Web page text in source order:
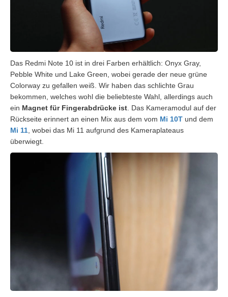
Das Redmi Note 10 ist in drei Farben erhältlich: Onyx Gray,
Pebble White und Lake Green, wobei gerade der neue grüne
Colorway zu gefallen weiß. Wir haben das schlichte Grau
bekommen, welches wohl die beliebteste Wahl, allerdings auch
ein Magnet für Fingerabdrücke ist . Das Kameramodul auf der
Rückseite erinnert an einen Mix aus dem vom Mi 10T und dem
Mi 11 , wobei das Mi 11 aufgrund des Kameraplateaus
überwiegt.